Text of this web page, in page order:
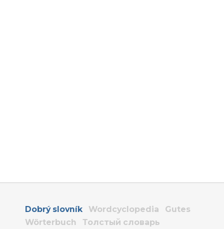
Dobrý slovník Wordcyclopedia
Gutes
Wörterbuch
Толстый словарь